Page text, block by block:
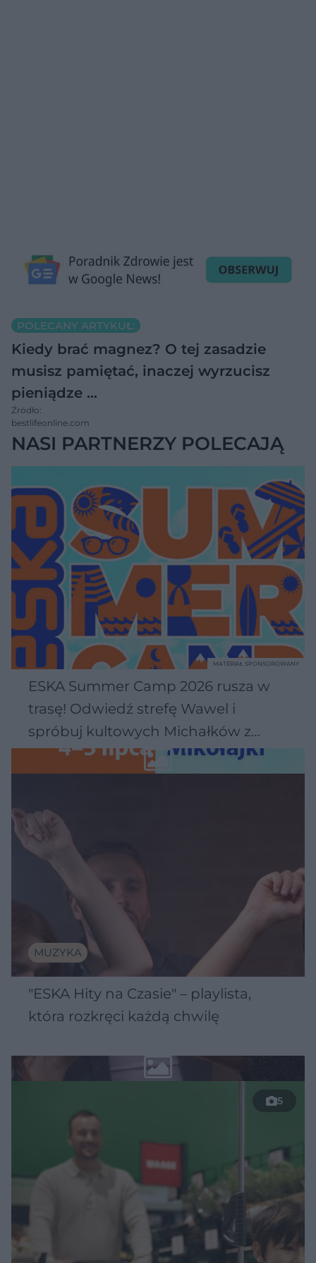
POLECANY ARTYKUŁ:
Kiedy brać magnez? O tej zasadzie
musisz pamiętać, inaczej wyrzucisz
pieniądze …
Źródło:
bestlifeonline.com
NASI PARTNERZY POLECAJĄ
ESKA Summer Camp 2026 rusza w
trasę! Odwiedź strefę Wawel i
spróbuj kultowych Michałków z
Wawelu
MATERIAŁ SPONSOROWANY
MUZYKA
"ESKA Hity na Czasie" – playlista,
która rozkręci każdą chwilę
5